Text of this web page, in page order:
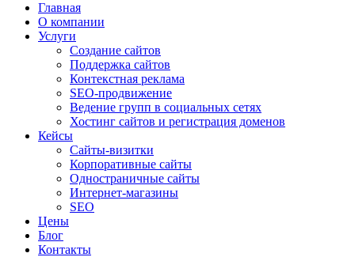
Главная
О компании
Услуги
Создание сайтов
Поддержка сайтов
Контекстная реклама
SEO-продвижение
Ведение групп в социальных сетях
Хостинг сайтов и регистрация доменов
Кейсы
Сайты-визитки
Корпоративные сайты
Одностраничные сайты
Интернет-магазины
SEO
Цены
Блог
Контакты